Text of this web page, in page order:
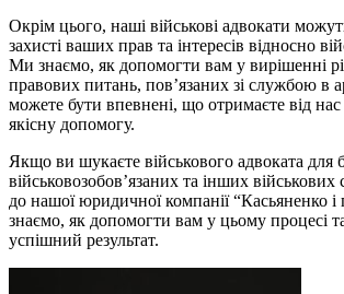
Окрім цього, наші військові адвокати
захисті ваших прав та інтересів відносно
Ми знаємо, як допомогти вам у вирішенні
правових питань, пов’язаних зі службою в
можете бути впевнені, що отримаєте від
якісну допомогу.
Якщо ви шукаєте військового адвоката для
військовозобов’язаних та інших військових
до нашої юридичної компанії “Касьяненко
знаємо, як допомогти вам у цьому процесі
успішний результат.